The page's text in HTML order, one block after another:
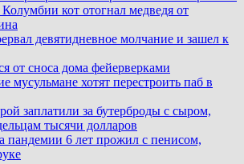
кот отогнал медведя от
девятидневное молчание и зашел к
от сноса дома фейерверками
мусульмане хотят перестроить паб в
заплатили за бутерброды с сыром,
тысячи долларов
пандемии 6 лет прожил с пенисом,